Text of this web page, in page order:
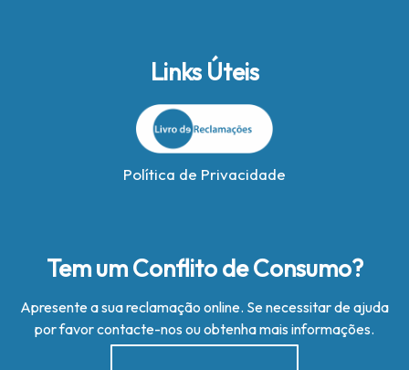
Links Úteis
Política de Privacidade
Tem um Conflito de Consumo?
Apresente a sua reclamação online. Se necessitar de ajuda
por favor contacte-nos ou obtenha mais informações.